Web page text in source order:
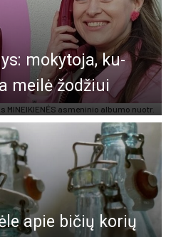
MI­NEI­KIE­NĖS as­me­ni­nio al­bu­mo nuo­tr.
mo­ky­to­ja, ku­
mei­lė žo­džiui
apie bi­čių ko­rių